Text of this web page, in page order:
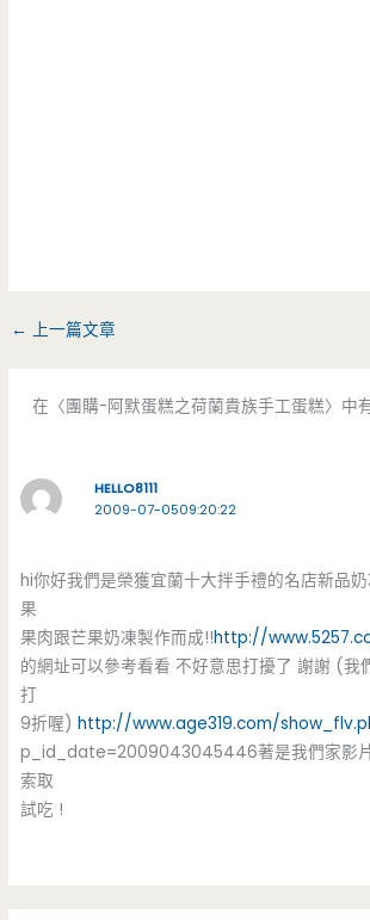
← 上一篇文章
在〈團購-阿默蛋糕之荷蘭貴族手工蛋糕〉中
HELLO8111
2009-07-0509:20:22
hi你好我們是榮獲宜蘭十大拌手禮的名店新品
果
果肉跟芒果奶凍製作而成!!http://
的網址可以參考看看 不好意思打擾了 謝謝 (我
打
9折喔)http://www.age319.com/
p_id_date=2009043045446著是我們家影
索取
試吃 !